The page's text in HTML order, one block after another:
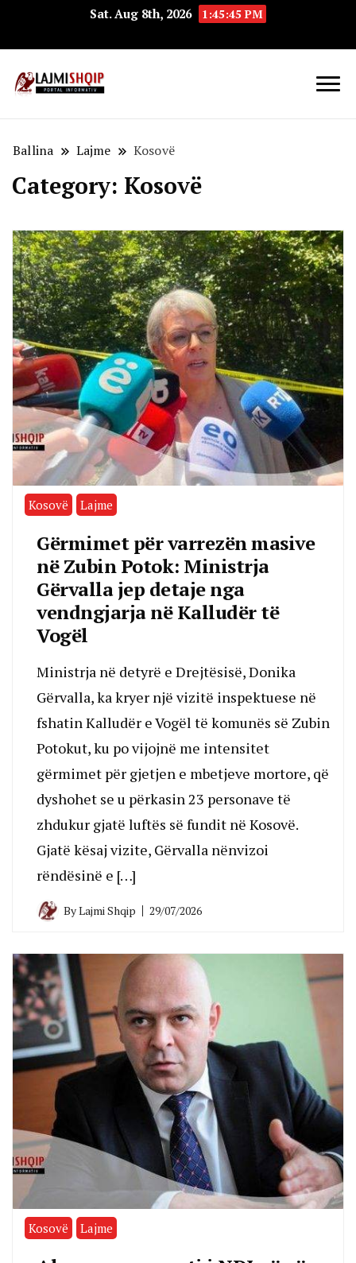
Sat. Aug 8th, 2026 1:45:46 PM
Ballina Lajme Kosovë
Category: Kosovë
Kosovë Lajme
Gërmimet për varrezën masive
në Zubin Potok: Ministrja
Gërvalla jep detaje nga
vendngjarja në Kalludër të
Vogël
Ministrja në detyrë e Drejtësisë, Donika
Gërvalla, ka kryer një vizitë inspektuese në
fshatin Kalludër e Vogël të komunës së Zubin
Potokut, ku po vijojnë me intensitet
gërmimet për gjetjen e mbetjeve mortore, që
dyshohet se u përkasin 23 personave të
zhdukur gjatë luftës së fundit në Kosovë.
Gjatë kësaj vizite, Gërvalla nënvizoi
rëndësinë e […]
ByLajmi Shqip 29/07/2026
Kosovë Lajme